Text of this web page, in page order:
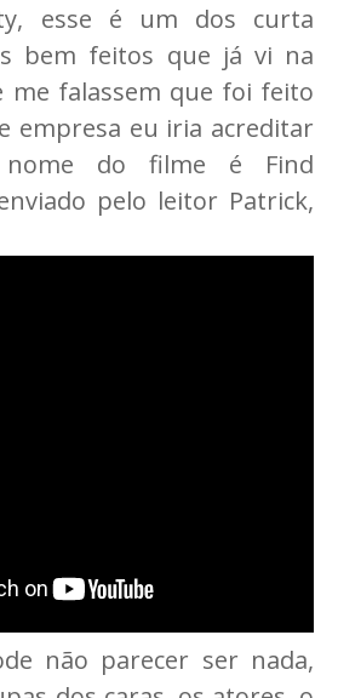
esse é um dos curta
bem feitos que já vi na
me falassem que foi feito
empresa eu iria acreditar
nome do filme é Find
pelo leitor Patrick,
não parecer ser nada,